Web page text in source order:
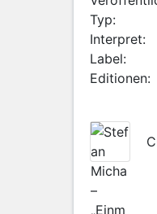
Typ:
Interpret:
Label:
Editionen: